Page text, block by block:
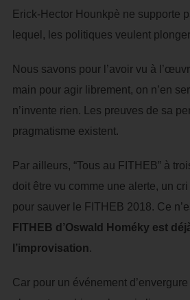
Erick-Hector Hounkpè ne supporte
lequel, les politiques veulent
Nous savons pour l’avoir vu à
main pour agir librement, on n’en
n’invente rien. Les preuves de sa
pragmatisme existent.
Par ailleurs, “Tous au FITHEB” à
doit être vu comme une alerte, un
pour sauver le FITHEB 2018. Ce
FITHEB d’Oswald Homéky est
l’improvisation.
Car pour un événement